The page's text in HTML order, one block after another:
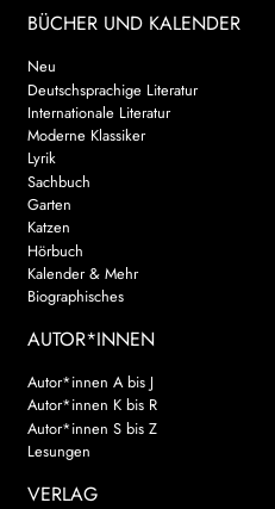
BÜCHER UND KALENDER
Neu
Deutschsprachige Literatur
Internationale Literatur
Moderne Klassiker
Lyrik
Sachbuch
Garten
Katzen
Hörbuch
Kalender & Mehr
Biographisches
AUTOR*INNEN
Autor*innen A bis J
Autor*innen K bis R
Autor*innen S bis Z
Lesungen
VERLAG